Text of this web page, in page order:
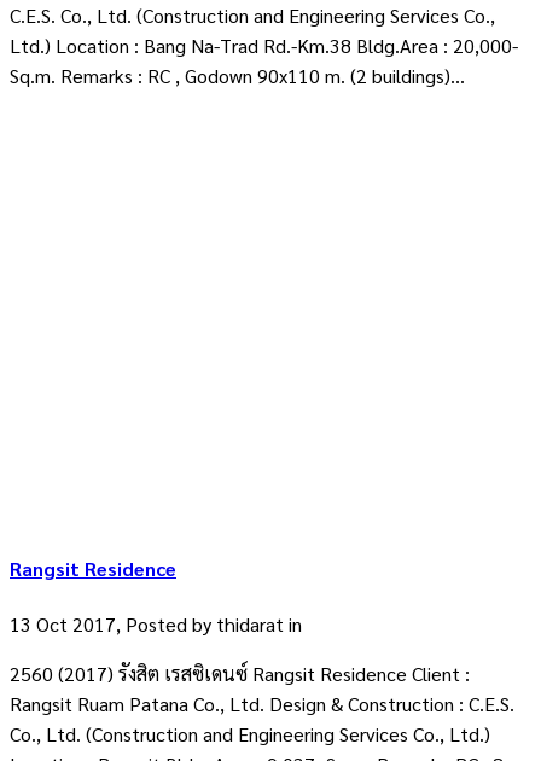
C.E.S. Co., Ltd. (Construction and Engineering Services Co.,
Ltd.) Location : Bang Na-Trad Rd.-Km.38 Bldg.Area : 20,000-
Sq.m. Remarks : RC , Godown 90x110 m. (2 buildings)...
Rangsit Residence
13 Oct 2017, Posted by thidarat in
2560 (2017) รังสิต เรสซิเดนซ์ Rangsit Residence Client :
Rangsit Ruam Patana Co., Ltd. Design & Construction : C.E.S.
Co., Ltd. (Construction and Engineering Services Co., Ltd.)